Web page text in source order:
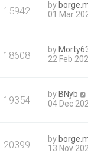
15942 by
01 Mar
18608 by
22 Feb
19354 by BNyb
04 Dec
20399 by
13 Nov